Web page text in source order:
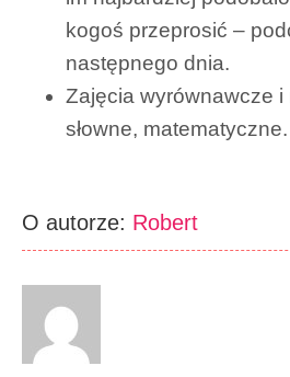
kogoś przeprosić –
następnego dnia.
Zajęcia wyrównawcze
słowne, matematyczne.
O autorze: Robert